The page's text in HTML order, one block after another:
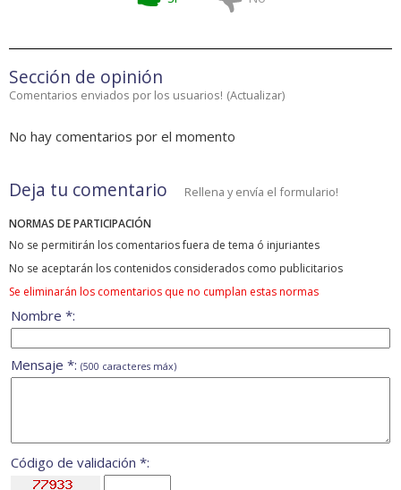
Sección de opinión
Comentarios enviados por los usuarios! (Actualizar)
No hay comentarios por el momento
Deja tu comentario Rellena y envía el formulario!
NORMAS DE PARTICIPACIÓN
No se permitirán los comentarios fuera de tema ó injuriantes
No se aceptarán los contenidos considerados como publicitarios
Se eliminarán los comentarios que no cumplan estas normas
Nombre *:
Mensaje *: (500 caracteres máx)
Código de validación *: